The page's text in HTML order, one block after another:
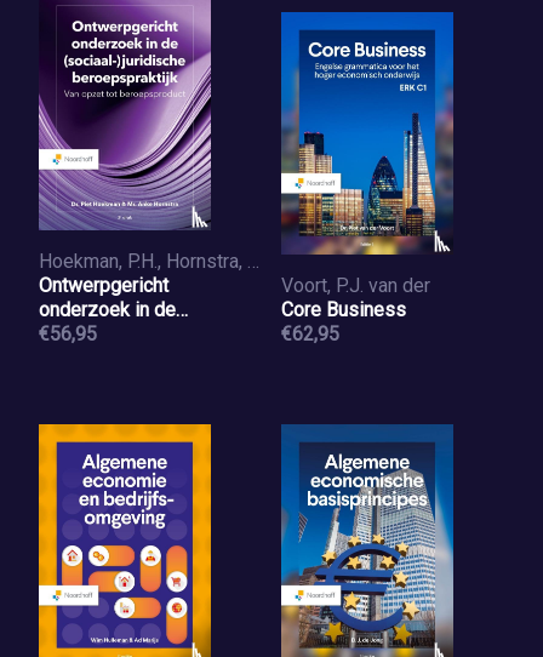
Hoekman, P.H., Hornstra, A.
Ontwerpgericht
onderzoek in de
(sociaal-)juridische
€56,95
Voort, P.J. van der
Core Business
€62,95